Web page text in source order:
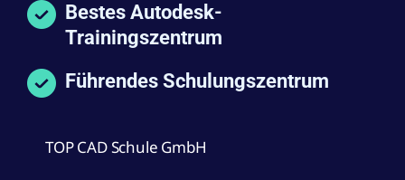
Bestes Autodesk-
Trainingszentrum
Führendes Schulungszentrum
TOP CAD Schule GmbH